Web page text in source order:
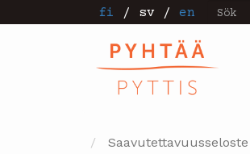
till
fi / sv / en Sök
Saavutettavuusseloste